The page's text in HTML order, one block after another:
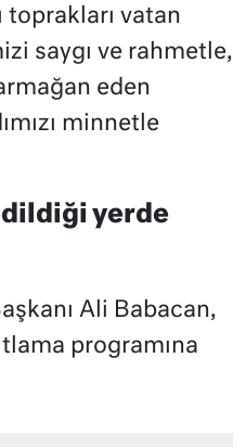
toprakları vatan
saygı ve rahmetle,
eden
minnetle
yerde
Ali Babacan,
programına